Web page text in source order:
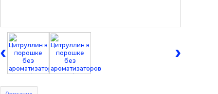
‹ ›